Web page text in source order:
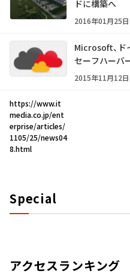
ドに構築へ
2016年01月25
Microsoft、ド
セーフハーバ
2015年11月12
https://www.it
media.co.jp/ent
erprise/articles/
1105/25/news04
8.html
Special
アクセスランキング